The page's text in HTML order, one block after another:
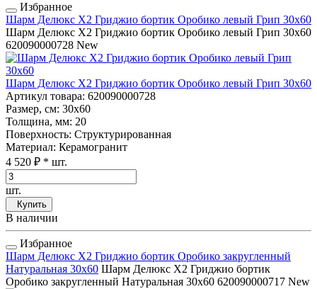
Избранное
Шарм Делюкс Х2 Гриджио бортик Оробико левый Грип 30x60
Шарм Делюкс Х2 Гриджио бортик Оробико левый Грип 30x60
620090000728 New
Шарм Делюкс Х2 Гриджио бортик Оробико левый Грип 30x60
Артикул товара: 620090000728
Размер, см: 30x60
Толщина, мм: 20
Поверхность: Структурированная
Материал: Керамогранит
4 520 ₽ * шт.
шт.
Купить
В наличии
Избранное
Шарм Делюкс Х2 Гриджио бортик Оробико закругленный
Натуральная 30x60 Шарм Делюкс Х2 Гриджио бортик
Оробико закругленный Натуральная 30x60 620090000717 New